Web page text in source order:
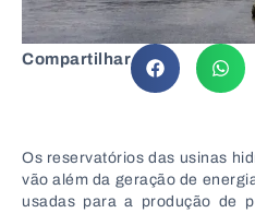
Compartilhar
Os reservatórios das usinas
vão além da geração de
usadas para a produção de